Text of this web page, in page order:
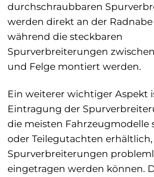
durchschraubbaren
werden direkt an der
während die steckbaren
Spurverbreiterungen
und Felge montiert werden.
Ein weiterer wichtiger Aspekt
Eintragung der
die meisten Fahrzeugmodelle
oder Teilegutachten erhältlich,
Spurverbreiterungen
eingetragen werden können.